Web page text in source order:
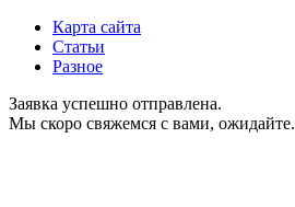
Карта сайта
Статьи
Разное
Заявка успешно отправлена.
Мы скоро свяжемся с вами, ожидайте.